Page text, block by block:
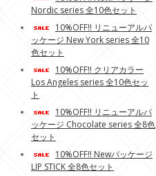
Nordic series 全10色セット
10%OFF!! リニューアルパ
ッケージ New York series 全10
色セット
10%OFF!! クリアカラー
Los Angeles series 全10色セッ
ト
10%OFF!! リニューアルパ
ッケージ Chocolate series 全8色
セット
10%OFF!! Newパッケージ
LIP STICK 全8色セット